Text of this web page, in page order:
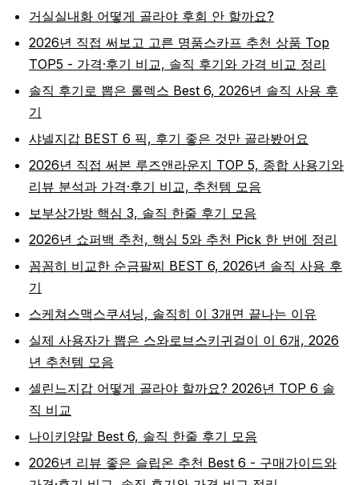
거실실내화 어떻게 골라야 후회 안 할까요?
2026년 직접 써보고 고른 명품스카프 추천 상품 Top
TOP5 - 가격·후기 비교, 솔직 후기와 가격 비교 정리
솔직 후기로 뽑은 롤렉스 Best 6, 2026년 솔직 사용 후
기
샤넬지갑 BEST 6 픽, 후기 좋은 것만 골라봤어요
2026년 직접 써본 루즈앤라운지 TOP 5, 종합 사용기와
리뷰 분석과 가격·후기 비교, 추천템 모음
보부상가방 핵심 3, 솔직 한줄 후기 모음
2026년 쇼퍼백 추천, 핵심 5와 추천 Pick 한 번에 정리
꼼꼼히 비교한 순금팔찌 BEST 6, 2026년 솔직 사용 후
기
스케쳐스맥스쿠셔닝, 솔직히 이 3개면 끝나는 이유
실제 사용자가 뽑은 스와로브스키귀걸이 이 6개, 2026
년 추천템 모음
셀린느지갑 어떻게 골라야 할까요? 2026년 TOP 6 솔
직 비교
나이키양말 Best 6, 솔직 한줄 후기 모음
2026년 리뷰 좋은 슬립온 추천 Best 6 - 구매가이드와